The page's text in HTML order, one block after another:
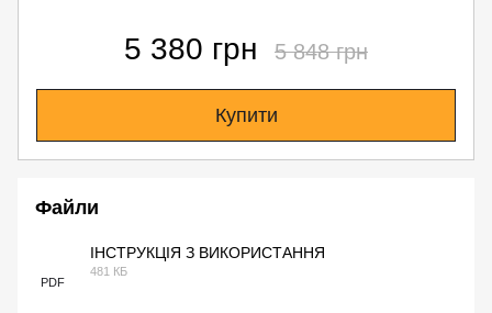
5 380 грн 5 848 грн
Купити
Файли
PDF
ІНСТРУКЦІЯ З ВИКОРИСТАННЯ
481 КБ